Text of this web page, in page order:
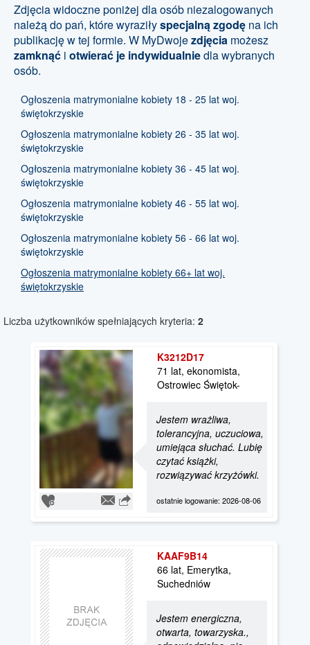
Zdjęcia widoczne poniżej dla osób niezalogowanych
należą do pań, które wyraziłyspecjalną zgodę na ich
publikację w tej formie. W MyDwojezdjęcia możesz
zamknąć i otwierać je indywidualniedla wybranych
osób.
Ogłoszenia matrymonialne kobiety 18 - 25 lat woj.
świętokrzyskie
Ogłoszenia matrymonialne kobiety 26 - 35 lat woj.
świętokrzyskie
Ogłoszenia matrymonialne kobiety 36 - 45 lat woj.
świętokrzyskie
Ogłoszenia matrymonialne kobiety 46 - 55 lat woj.
świętokrzyskie
Ogłoszenia matrymonialne kobiety 56 - 66 lat woj.
świętokrzyskie
Ogłoszenia matrymonialne kobiety 66+ lat woj.
świętokrzyskie
Liczba użytkowników spełniających kryteria: 2
K3212D17
71 lat, ekonomista,
Ostrowiec Świętok-
Jestem wrażliwa,
tolerancyjna, uczuciowa,
umiejąca słuchać. Lubię
czytać książki,
rozwiązywać krzyżówki.
ostatnie logowanie: 2026-08-06
KAAF9B14
66 lat, Emerytka,
Suchedniów
Jestem energiczna,
otwarta, towarzyska.,